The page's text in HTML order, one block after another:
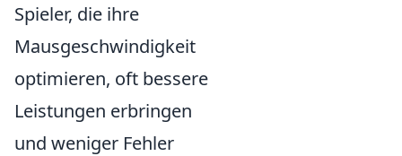
Spieler, die ihre
Mausgeschwindigkeit
optimieren, oft bessere
Leistungen erbringen
und weniger Fehler